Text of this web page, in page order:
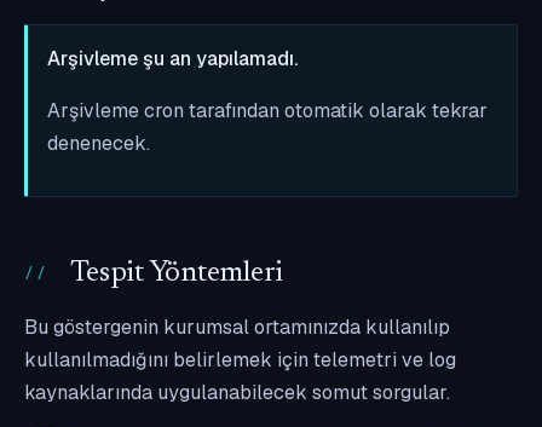
Arşivleme şu an yapılamadı.
Arşivleme cron tarafından otomatik olarak tekrar
denenecek.
Tespit Yöntemleri
Bu göstergenin kurumsal ortamınızda kullanılıp
kullanılmadığını belirlemek için telemetri ve log
kaynaklarında uygulanabilecek somut sorgular.